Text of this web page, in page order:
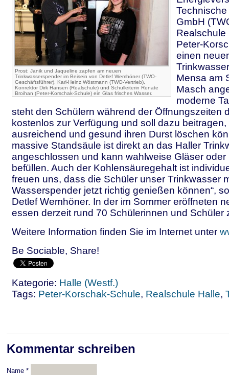
Prost: Janik und Jaqueline zapfen am neuen
Trinkwasserspender im Beisein von Detlef Wemhöner (TWO-
Geschäftsführer), Karl-Heinz Wöstmann (TWO-Vertrieb),
Konrektor Dirk Hansen (Realschule) und Schulleiterin Renate
Broihan (Peter-Korschak-Schule) ein Glas frisches Wasser.
GmbH
Realschule
Peter-
einen
Mensa am
Masch
moderne
steht den Schülern während der Öffnungszeiten
kostenlos zur Verfügung und soll dazu
ausreichend und gesund ihren Durst löschen
massive Standsäule ist direkt an das Haller
angeschlossen und kann wahlweise Gläser oder
befüllen. Auch der Kohlensäuregehalt ist
freuen uns, dass die Schüler unser Trinkwasser
Wasserspender jetzt richtig genießen können“,
Detlef Wemhöner. In der im Sommer eröffneten
essen derzeit rund 70 Schülerinnen und Schüler
Weitere Information finden Sie im Internet unter
Be Sociable, Share!
Kategorie: Halle (Westf.)
Tags: Peter-Korschak-Schule, Realschule Halle,
Kommentar schreiben
Name *